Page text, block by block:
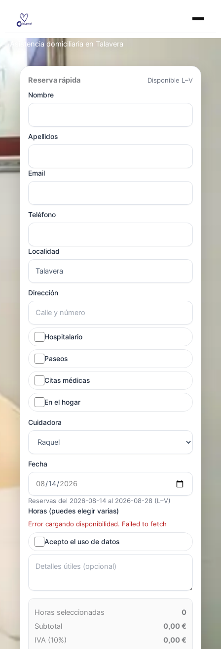
contenido
Asistencia domiciliaria en Talavera
Reserva rápida
Disponible L–V
Nombre
Apellidos
Email
Teléfono
Localidad
Dirección
Hospitalario
Paseos
Citas médicas
En el hogar
Cuidadora
Fecha
Reservas del 2026-08-14 al 2026-08-28 (L–V)
Horas (puedes elegir varias)
Error cargando disponibilidad. Failed to fetch
Acepto el uso de datos
Horas seleccionadas
0
Subtotal
0,00 €
IVA (10%)
0,00 €